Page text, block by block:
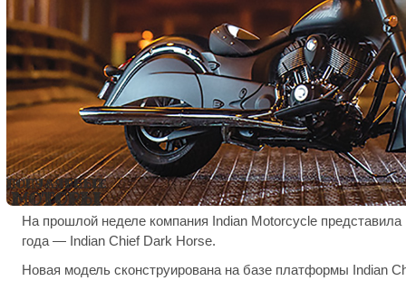
На прошлой неделе компания Indian Motorcycle
года — Indian Chief Dark Horse.
Новая модель сконструирована на базе платформы Indian